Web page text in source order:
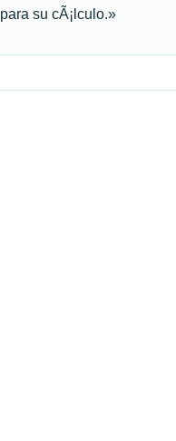
para su cÃ¡lculo.»